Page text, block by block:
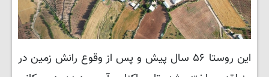
این روستا ۵۶ سال پیش و پس از وقوع رانش زمین در